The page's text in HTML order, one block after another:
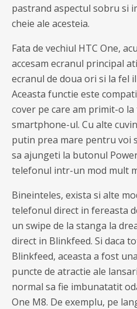
pastrand aspectul sobru si
cheie ale acesteia.
Fata de vechiul HTC One,
accesam ecranul principal
ecranul de doua ori si la fel
Aceasta functie este
cover pe care am primit-o
smartphone-ul. Cu alte
putin prea mare pentru voi
sa ajungeti la butonul
telefonul intr-un mod mult
Bineinteles, exista si alte
telefonul direct in fereasta
un swipe de la stanga la
direct in Blinkfeed. Si daca
Blinkfeed, aceasta a fost
puncte de atractie ale
normal sa fie imbunatatit
One M8. De exemplu, pe